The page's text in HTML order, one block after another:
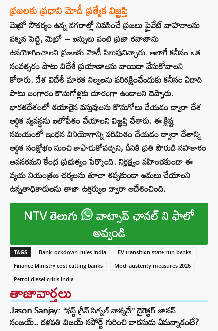
ప్రజలకు ప్రధాని మోడీ ప్రత్యేక విజ్ఞప్తి
మెట్రో సౌకర్యం ఉన్న నగరాల్లో నివసించే ప్రజలు ప్రైవేట్ వాహనాలను
పక్కన పెట్టి, మెట్రో – బస్సులు వంటి ప్రజా రవాణాను
ఉపయోగించాలని ప్రజలకు మోడీ పిలుపునిచ్చారు. అలాగే కనీసం ఒక
సంవత్సరం పాటు విదేశీ ప్రయాణాలను వాయిదా వేసుకోవాలని
కోరారు. దేశ విదేశీ మారక నిల్వలను పరిరక్షించేందుకు కనీసం ఏడాది
పాటు బంగారం కొనుగోళ్లకు దూరంగా ఉండాలని చెప్పారు.
భారతదేశంలో తయారైన వస్తువులను కొనుగోలు చేయడం ద్వారా దేశ
ఆర్థిక వ్యవస్థను బలోపేతం చేయాలని విజ్ఞప్తి చేశారు. ఈ క్లిష్ట
సమయంలో ఇంధన వినియోగాన్ని పరిమితం చేయడం ద్వారా దేశాన్ని
ఆర్థిక సంక్షోభం నుంచి కాపాడుకోవచ్చని, దీనికి ప్రతి పౌరుడి సహకారం
అవసరమని కేంద్ర ప్రభుత్వం పేర్కొంది. నిర్లక్ష్యం వహించకుండా ఈ
వ్యయ నియంత్రణ చర్యలను తూచా తప్పకుండా అమలు చేయాలని
ఉన్నతాధికారులను తాజా ఉత్తర్వుల ద్వారా ఆదేశించింది.
NTV తెలుగు వాట్సాప్ ఛానల్ ని ఫాలో
అవ్వండి
TAGS Bank lockdown rules India
EV transition state run banks.
Finance Ministry cost cutting banks
Modi austerity measures 2026
Petrol diesel crisis India
తాజావార్తలు
Jason Sanjay: “ఫస్ట్ గ్రీన్ సిగ్నల్ నాన్నదే” డైరెక్టర్‌ జాసన్
సంజయ్.. దళపతి విజయ్ సపోర్ట్ గురించి వారసుడు ఏమన్నాడంటే?